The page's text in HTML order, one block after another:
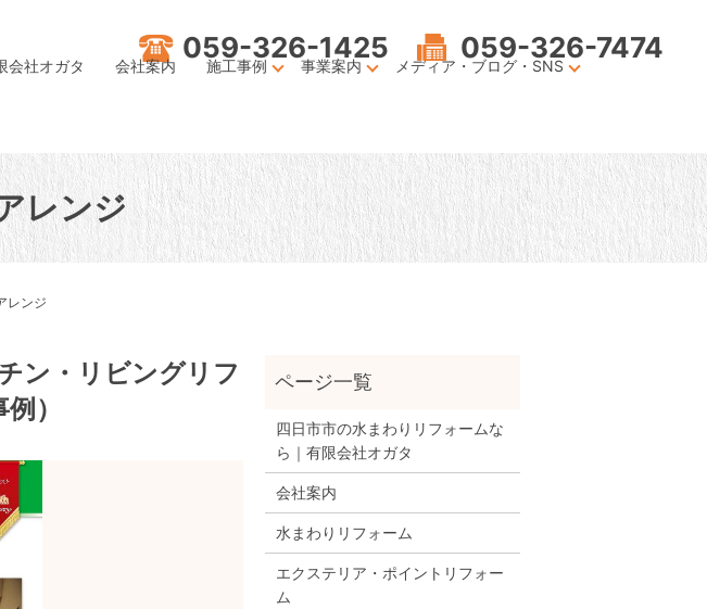
059-326-1425 059-326-7474
会社オガタ 会社案内 施工事例 事業案内
メディア・ブログ・SNS
レンジ
レンジ
ン・リビングリフ
）
四日市市の水まわりリフォームな
ら｜有限会社オガタ
会社案内
水まわりリフォーム
エクステリア・ポイントリフォー
ム